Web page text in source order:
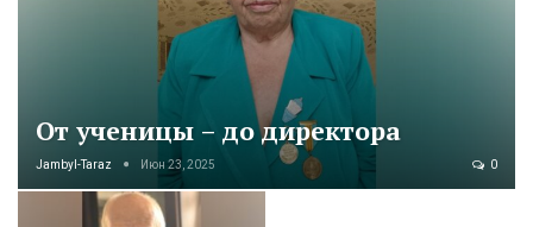
От ученицы – до директора
Jambyl-Taraz Июн 23, 2025 0